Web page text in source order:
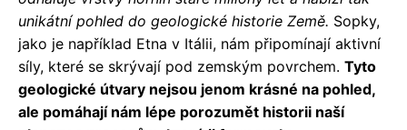
unikátní pohled do geologické historie Země. Sopky,
jako je například Etna v Itálii, nám připomínají aktivní
síly, které se skrývají pod zemským povrchem. Tyto
geologické útvary nejsou jenom krásné na pohled,
ale pomáhají nám lépe porozumět historii naší